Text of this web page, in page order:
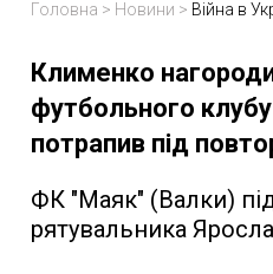
Головна > Новини > Війна в
Клименко
футбольного
потрапив під
ФК "Маяк" (Валки)
рятувальника